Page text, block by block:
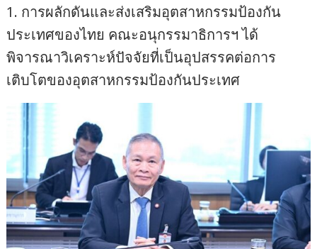
1. การผลักดันและส่งเสริมอุตสาหกรรมป้องกัน
ประเทศของไทย คณะอนุกรรมาธิการฯ ได้
พิจารณาวิเคราะห์ปัจจัยที่เป็นอุปสรรคต่อการ
เติบโตของอุตสาหกรรมป้องกันประเทศ